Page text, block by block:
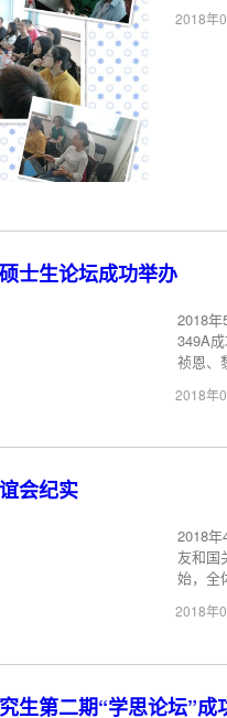
2018年
士生论坛成功举办
2018
349A
祯恩、
2018年
会纪实
2018
友和国
始，全
2018年
生第二期“学思论坛”成